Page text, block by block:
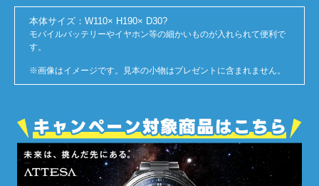
本体サイズ：W110× H190× D30?
モバイルバッテリーやイヤホン等の細かいものが入れられて便利で
す。
※画像はイメージです。見本の小物はプレゼントに含まれません。